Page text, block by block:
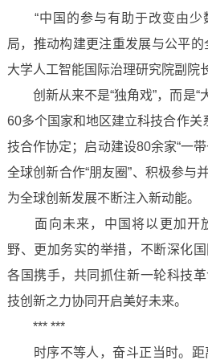
“中国的参与有助于改变由少
局，推动构建更注重发展与公平
大学人工智能国际治理研究院副院
创新从来不是“独角戏”，而是“
60多个国家和地区建立科技合作关
技合作协定；启动建设80余家“一
全球创新合作“朋友圈”、积极参与
为全球创新发展不断注入新动能。
面向未来，中国将以更加开
野、更加务实的举措，不断深化
各国携手，共同抓住新一轮科技
技创新之力协同开启美好未来。
*** ***
时序不等人，奋斗正当时。距